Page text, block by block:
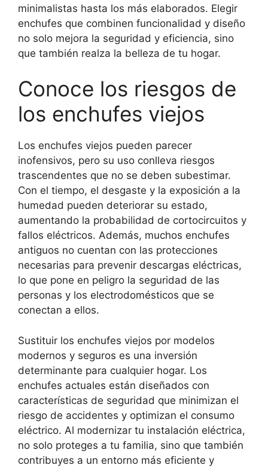
minimalistas hasta los más elaborados. Elegir
enchufes que combinen funcionalidad y diseño
no solo mejora la seguridad y eficiencia, sino
que también realza la belleza de tu hogar.
Conoce los riesgos de
los enchufes viejos
Los enchufes viejos pueden parecer
inofensivos, pero su uso conlleva riesgos
trascendentes que no se deben subestimar.
Con el tiempo, el desgaste y la exposición a la
humedad pueden deteriorar su estado,
aumentando la probabilidad de cortocircuitos y
fallos eléctricos. Además, muchos enchufes
antiguos no cuentan con las protecciones
necesarias para prevenir descargas eléctricas,
lo que pone en peligro la seguridad de las
personas y los electrodomésticos que se
conectan a ellos.
Sustituir los enchufes viejos por modelos
modernos y seguros es una inversión
determinante para cualquier hogar. Los
enchufes actuales están diseñados con
características de seguridad que minimizan el
riesgo de accidentes y optimizan el consumo
eléctrico. Al modernizar tu instalación eléctrica,
no solo proteges a tu familia, sino que también
contribuyes a un entorno más eficiente y